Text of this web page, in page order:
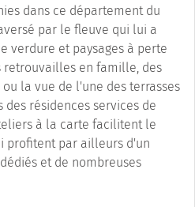
dans ce département du
par le fleuve qui lui a
verdure et paysages à perte
retrouvailles en famille, des
la vue de l'une des terrasses
résidences services de
à la carte facilitent le
profitent par ailleurs d'un
et de nombreuses